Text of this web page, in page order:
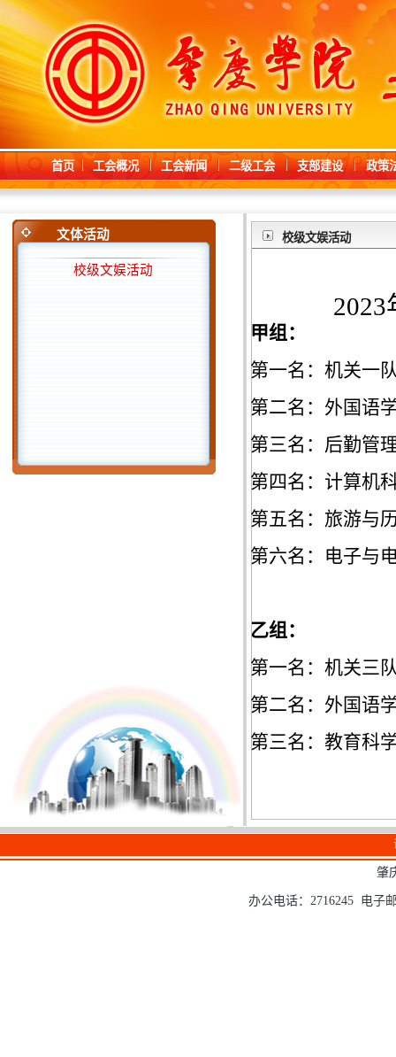
首页 工会概况 工会新闻 二级工会 支部建设 政策
文体活动
校级文娱活动
校级文娱活动
甲组：
第一名：机关一
第二名：外国语
第三名：后勤管
第四名：计算机
第五名：旅游与
第六名：电子与
乙组：
第一名：机关三
第二名：外国语
第三名：教育科
肇
办公电话：2716245 电子